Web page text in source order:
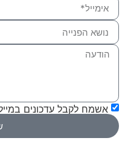
אשמח לקבל עדכונים